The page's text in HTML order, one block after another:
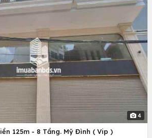
4
125m - 8 Tầng. Mỹ Đình ( Vip )